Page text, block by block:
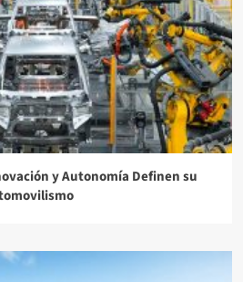
y Autonomía Definen su